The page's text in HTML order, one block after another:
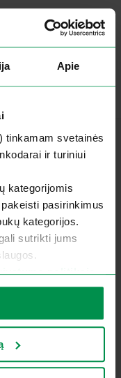
Apie
tinkamam svetainės
ir turiniui
kategorijomis
pasirinkimus
kategorijos.
sutrikti jums
politikoje.
„Kita”